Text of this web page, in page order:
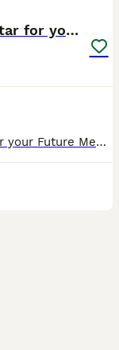
Exceptional Silesian Mare–The Star for your Future
Exceptional Silesian Mare – The Star for your Future Meet pasja. She is already showing all the attributes of a top-class Silesian. She combines outstanding quality, exceptional bone and substance with the kindest, most genuine temperament you could wish for. The mare—but with a gentle soul that makes her an absolute pleasure to have around. She is proving to be incredibl